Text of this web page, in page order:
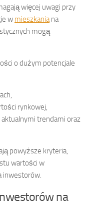
więcej uwagi przy
w mieszkaniana
mogą
o dużym potencjale
rynkowej,
trendami oraz
powyższe kryteria,
wartości w
inwestorów.
na